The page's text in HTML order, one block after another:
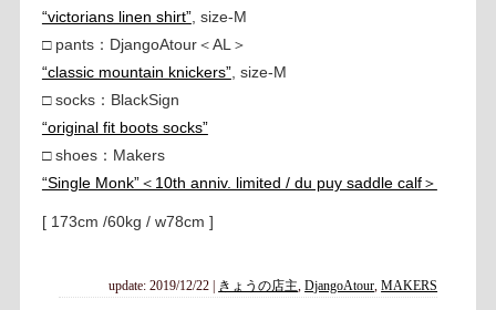
“victorians linen shirt”, size-M
□ pants：DjangoAtour＜AL＞
“classic mountain knickers”, size-M
□ socks：BlackSign
“original fit boots socks”
□ shoes：Makers
“Single Monk”＜10th anniv. limited / du puy saddle calf＞
[ 173cm /60kg / w78cm ]
update: 2019/12/22 | きょうの店主 ,DjangoAtour ,MAKERS